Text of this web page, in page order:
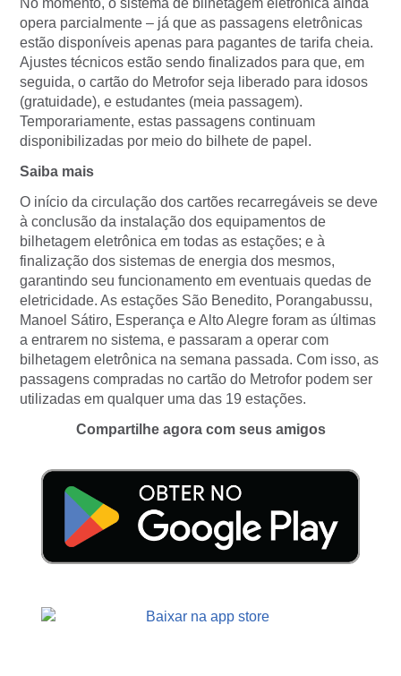
No momento, o sistema de bilhetagem eletrônica ainda
opera parcialmente – já que as passagens eletrônicas
estão disponíveis apenas para pagantes de tarifa cheia.
Ajustes técnicos estão sendo finalizados para que, em
seguida, o cartão do Metrofor seja liberado para idosos
(gratuidade), e estudantes (meia passagem).
Temporariamente, estas passagens continuam
disponibilizadas por meio do bilhete de papel.
Saiba mais
O início da circulação dos cartões recarregáveis se deve
à conclusão da instalação dos equipamentos de
bilhetagem eletrônica em todas as estações; e à
finalização dos sistemas de energia dos mesmos,
garantindo seu funcionamento em eventuais quedas de
eletricidade. As estações São Benedito, Porangabussu,
Manoel Sátiro, Esperança e Alto Alegre foram as últimas
a entrarem no sistema, e passaram a operar com
bilhetagem eletrônica na semana passada. Com isso, as
passagens compradas no cartão do Metrofor podem ser
utilizadas em qualquer uma das 19 estações.
Compartilhe agora com seus amigos